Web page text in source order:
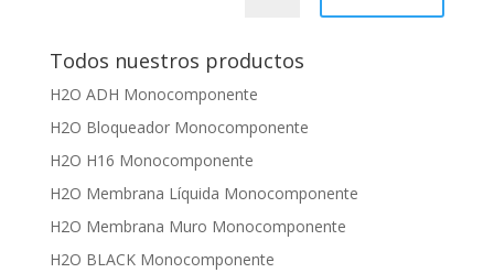
Todos nuestros productos
H2O ADH Monocomponente
H2O Bloqueador Monocomponente
H2O H16 Monocomponente
H2O Membrana Líquida Monocomponente
H2O Membrana Muro Monocomponente
H2O BLACK Monocomponente